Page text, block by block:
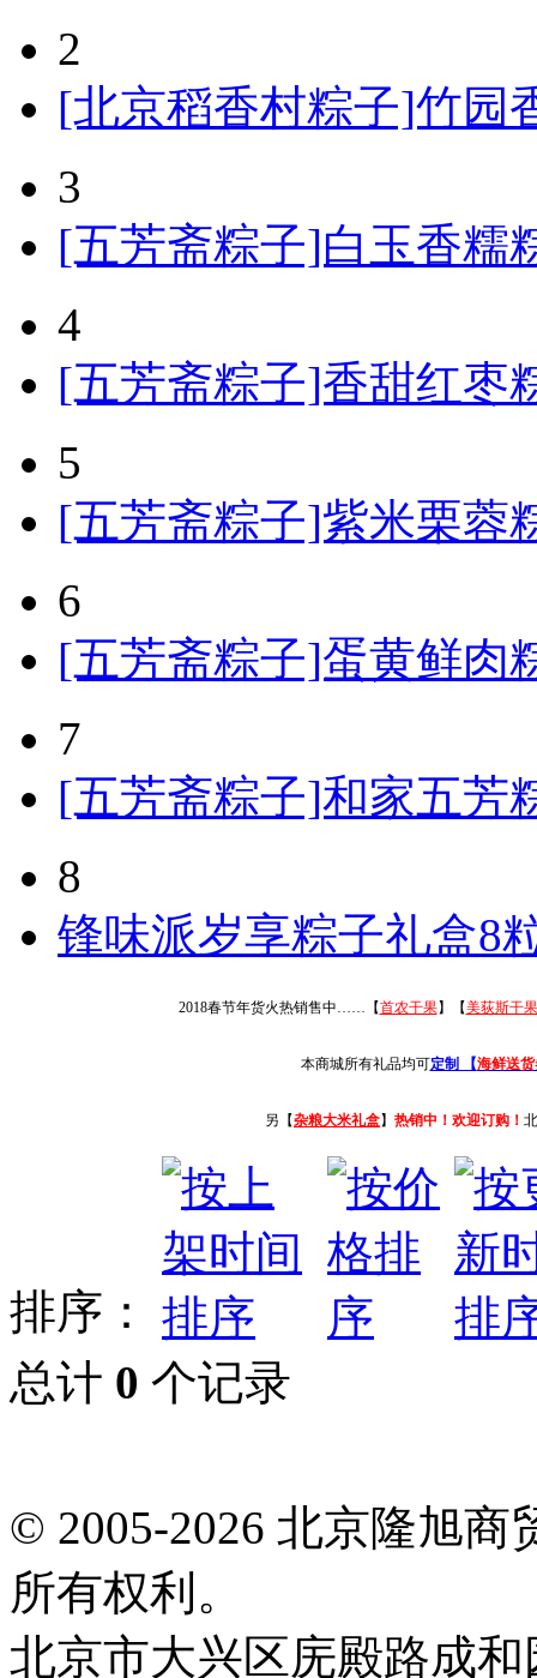
2
[北京稻香村粽子]竹园
3
[五芳斋粽子]白玉香糯
4
[五芳斋粽子]香甜红枣
5
[五芳斋粽子]紫米栗蓉
6
[五芳斋粽子]蛋黄鲜肉
7
[五芳斋粽子]和家五芳
8
锋味派岁享粽子礼盒8
2018春节年货火热销售中……【首农干果】【美荻斯干果
本商城所有礼品均可定制 【海鲜送货
另【杂粮大米礼盒】 热销中！欢迎订购！
排序：
总计 0 个记录
© 2005-2026 北京隆旭
所有权利。
北京市大兴区庑殿路成和